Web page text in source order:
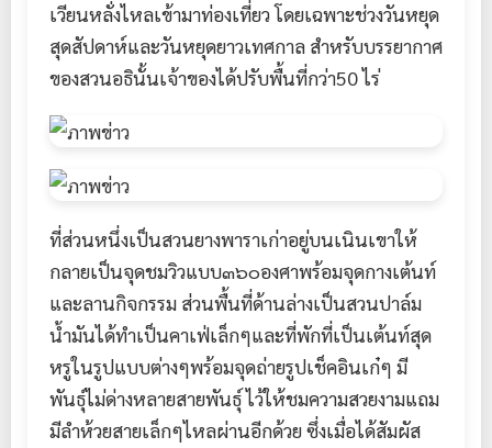
เวียนหลั่งไหลเข้ามาท่องเที่ยว โดยเฉพาะช่วงวันหยุด
สุดสัปดาห์และวันหยุดยาวเทศกาล สำหรับบรรยากาศ
ของสวนอธินั้นเจ้าของได้ปรับพื้นที่กว่า50 ไร่
ที่ส่วนหนึ่งเป็นสวนยางพาราเก่าอยู่บนเนินเขาให้
กลายเป็นจุดชมวิวแบบ๓๖๐องศาพร้อมจุดกางเต้นท์
และลานกิจกรรม ส่วนพื้นที่ด้านล่างเป็นสวนปาล์ม
น้ำมันได้ทำเป็นคาเฟ่เล็กๆและที่พักที่เป็นเต้นท์สุด
หรูในรูปแบบต่างๆพร้อมจุดถ่ายรูปเช็คอินเก๋ๆ มี
พันธุ์ไม่ด่างหลายสายพันธุ์ ไว้ให้ชมความสวยงามแถม
มีลำห้วยสายเล็กๆไหลผ่านอีกด้วย ซึ่งเมื่อได้สัมผัส